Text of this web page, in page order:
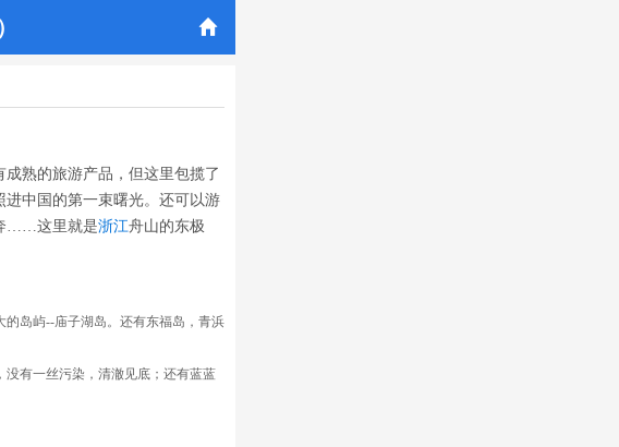

熟的旅游产品，但这里包揽了
中国的第一束曙光。还可以游
……这里就是浙江舟山的东极
岛屿--庙子湖岛。还有东福岛，青浜
有一丝污染，清澈见底；还有蓝蓝